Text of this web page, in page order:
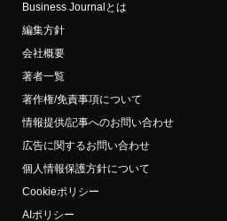
Business Journalとは
編集方針
会社概要
著者一覧
著作権/免責事項について
情報提供/記事へのお問い合わせ
広告に関するお問い合わせ
個人情報保護方針について
Cookieポリシー
AIポリシー